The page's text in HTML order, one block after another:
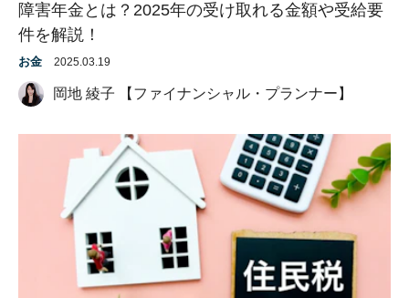
障害年金とは？2025年の受け取れる金額や受給要
件を解説！
お金 2025.03.19
岡地 綾子 【ファイナンシャル・プランナー】